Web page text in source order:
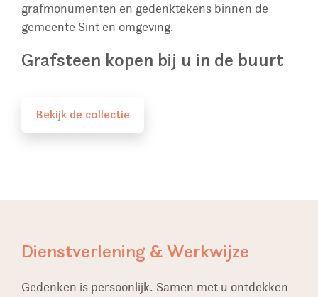
grafmonumenten en gedenktekens binnen de
gemeente Sint en omgeving.
Grafsteen kopen bij u in de buurt
Bekijk de collectie
Dienstverlening & Werkwijze
Gedenken is persoonlijk. Samen met u ontdekken